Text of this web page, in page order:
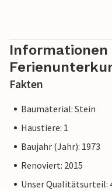
Informationen
Fakten
Baumaterial: Stein
Haustiere: 1
Baujahr (Jahr): 1973
Renoviert: 2015
Unser Qualitätsurteil: